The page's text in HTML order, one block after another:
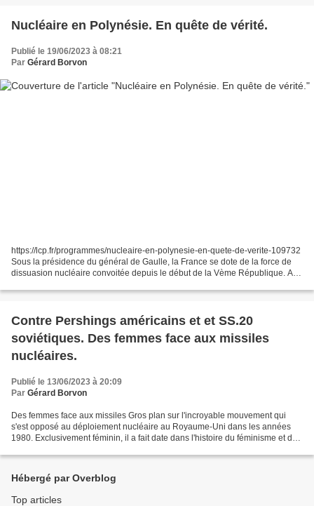
Nucléaire en Polynésie. En quête de vérité.
Publié le 19/06/2023 à 08:21
Par Gérard Borvon
https://lcp.fr/programmes/nucleaire-en-polynesie-en-quete-de-verite-109732
Sous la présidence du général de Gaulle, la France se dote de la force de
dissuasion nucléaire convoitée depuis le début de la Vème République. A
Contre Pershings américains et et SS.20
soviétiques. Des femmes face aux missiles
nucléaires.
Publié le 13/06/2023 à 20:09
Par Gérard Borvon
Des femmes face aux missiles Gros plan sur l'incroyable mouvement qui
s'est opposé au déploiement nucléaire au Royaume-Uni dans les années
1980. Exclusivement féminin, il a fait date dans l'histoire du féminisme et du
Hébergé par Overblog
Top articles